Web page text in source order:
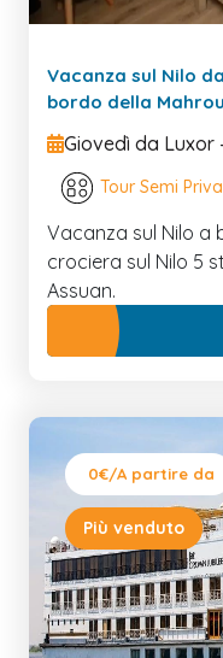
Vacanza sul Nilo
bordo della
Giovedì da Luxor
Tour Semi
Vacanza sul Nilo a
crociera sul Nilo 5
Assuan.
0€/A partire da
Più venduto